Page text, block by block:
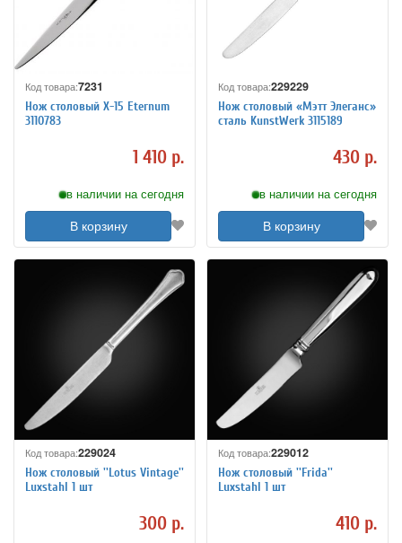
Код товара:7231
Нож столовый X-15 Eternum
3110783
1 410 р.
в наличии на сегодня
В корзину
Код товара:229229
Нож столовый «Мэтт Элеганс»
сталь KunstWerk 3115189
430 р.
в наличии на сегодня
В корзину
Код товара:229024
Нож столовый ''Lotus Vintage''
Luxstahl 1 шт
300 р.
Код товара:229012
Нож столовый ''Frida''
Luxstahl 1 шт
410 р.